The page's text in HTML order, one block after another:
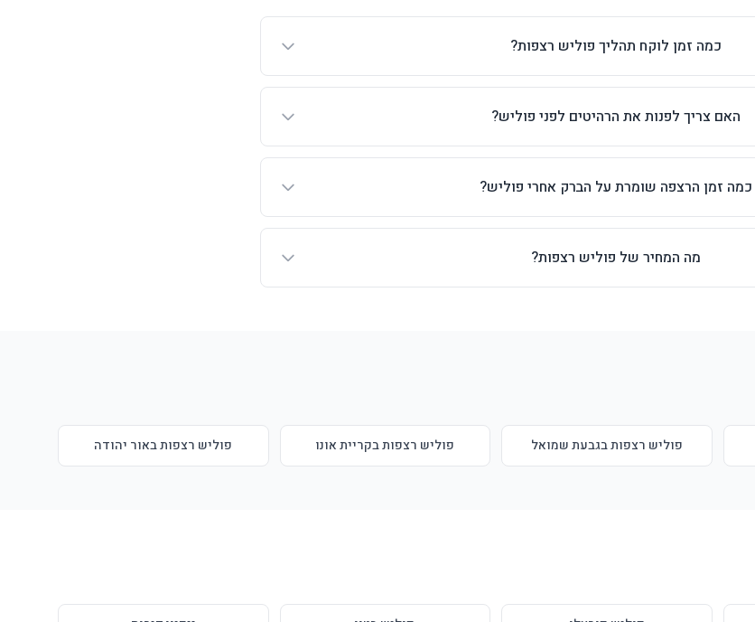
כמה זמן לוקח תהליך פוליש רצפות?
האם צריך לפנות את הרהיטים לפני פוליש?
כמה זמן הרצפה שומרת על הברק אחרי פוליש?
מה המחיר של פוליש רצפות?
פוליש רצפות בגבעת שמואל פוליש רצפות בקריית אונו פוליש רצפות באור יהודה